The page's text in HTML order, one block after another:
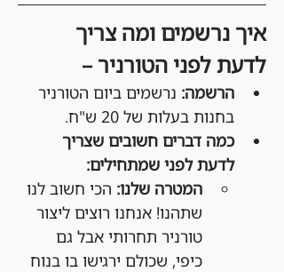
איך נרשמים ומה צריך
לדעת לפני הטורניר –
הרשמה: נרשמים ביום הטורניר
בחנות בעלות של 20 ש"ח.
כמה דברים חשובים שצריך
לדעת לפני שמתחילים:
המטרה שלנו: הכי חשוב לנו
שתהנו! אנחנו רוצים ליצור
טורניר תחרותי אבל גם
כיפי, שכולם ירגישו בו בנוח